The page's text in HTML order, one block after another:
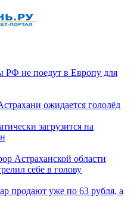
РФ не поедут в Европу для
ожидается гололёд
загрузится на
Астраханской области
себе в голову
продают уже по 63 рубля, а